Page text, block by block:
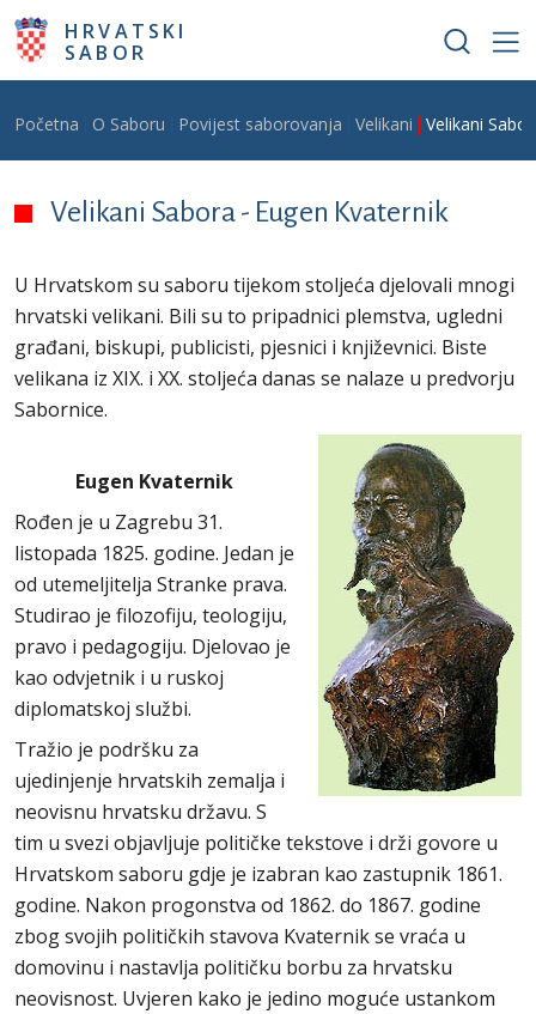
Skoči na glavni sadržaj
HRVATSKI
SABOR
Breadcrumb
Početna O Saboru Povijest saborovanja Velikani Velikani
Velikani Sabora - Eugen Kvaternik
U Hrvatskom su saboru tijekom stoljeća djelovali mnogi
hrvatski velikani. Bili su to pripadnici plemstva, ugledni
građani, biskupi, publicisti, pjesnici i književnici. Biste
velikana iz XIX. i XX. stoljeća danas se nalaze u predvorju
Sabornice.
Eugen Kvaternik
Rođen je u Zagrebu 31.
listopada 1825. godine. Jedan je
od utemeljitelja Stranke prava.
Studirao je filozofiju, teologiju,
pravo i pedagogiju. Djelovao je
kao odvjetnik i u ruskoj
diplomatskoj službi.
Tražio je podršku za
ujedinjenje hrvatskih zemalja i
neovisnu hrvatsku državu. S
tim u svezi objavljuje političke tekstove i drži govore u
Hrvatskom saboru gdje je izabran kao zastupnik 1861.
godine. Nakon progonstva od 1862. do 1867. godine
zbog svojih političkih stavova Kvaternik se vraća u
domovinu i nastavlja političku borbu za hrvatsku
neovisnost. Uvjeren kako je jedino moguće ustankom